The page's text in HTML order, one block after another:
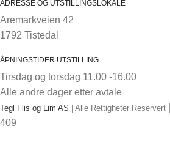
ADRESSE OG UTSTILLINGSLOKALE
Aremarkveien 42
1792 Tistedal
ÅPNINGSTIDER UTSTILLING
Tirsdag og torsdag 11.00 -16.00
Alle andre dager etter avtale
Tegl Flis og Lim AS | Alle Rettigheter Reservert
409